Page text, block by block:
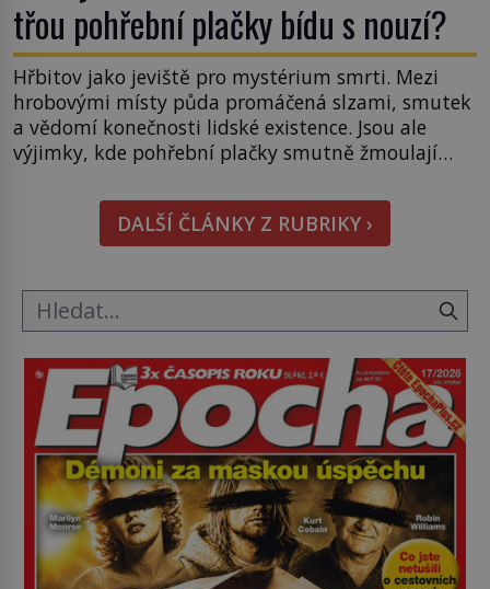
třou pohřební plačky bídu s nouzí?
Hřbitov jako jeviště pro mystérium smrti. Mezi
hrobovými místy půda promáčená slzami, smutek
a vědomí konečnosti lidské existence. Jsou ale
výjimky, kde pohřební plačky smutně žmoulají
pohledu na výši vyměřené podpory
v nezaměstnanosti. Kam vás pozveme? Unikátní
hřbitov, který si vysloužil název „Veselý“, najdeme
DALŠÍ ČLÁNKY Z RUBRIKY ›